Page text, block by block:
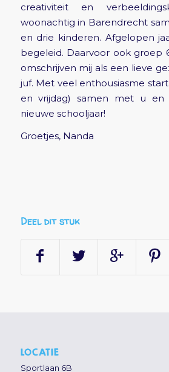
creativiteit en
woonachtig in Barendrecht
en drie kinderen. Afgelopen
begeleid. Daarvoor ook groep
omschrijven mij als een lieve
juf. Met veel enthousiasme
en vrijdag) samen met u
nieuwe schooljaar!
Groetjes, Nanda
Deel dit stuk
LOCATIE
Sportlaan 6B